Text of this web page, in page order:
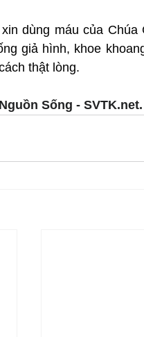
dùng máu của
giả hình, khoe
thật lòng.
Sống -